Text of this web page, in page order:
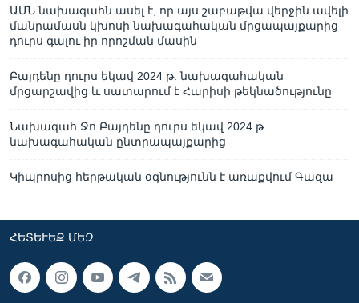
ԱՄՆ նախագահն ասել է, որ այս շաբաթվա վերջին ավելի
մանրամասն կխոսի նախագահական մրցապայքարից
դուրս գալու իր որոշման մասին
Բայդենը դուրս եկավ 2024 թ. նախագահական
մրցարշավից և սատարում է Հարիսի թեկնածությունը
Նախագահ Ջո Բայդենը դուրս եկավ 2024 թ.
նախագահական ընտրապայքարից
Կիպրոսից հերթական օգնությունն է առաքվում Գազա
ՀԵՏԵՒԵՔ ՄԵԶ